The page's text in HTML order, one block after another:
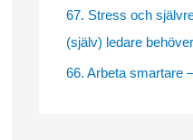
67. Stress och
(själv) ledare
66. Arbeta smartare